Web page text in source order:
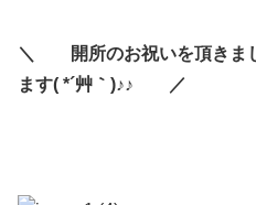
＼ 開所のお祝いを頂き
ます( *´艸｀)♪♪ ／